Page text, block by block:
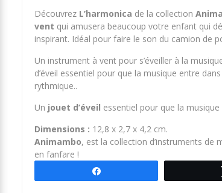
Découvrez L’harmonica de la collection
vent qui amusera beaucoup votre enfant qui
inspirant. Idéal pour faire le son du camion de
Un instrument à vent pour s’éveiller à la
d’éveil essentiel pour que la musique entre
rythmique..
Un jouet d’éveil essentiel pour que la
Dimensions : 12,8 x 2,7 x 4,2 cm.
Animambo, est la collection d’instruments de
en fanfare !